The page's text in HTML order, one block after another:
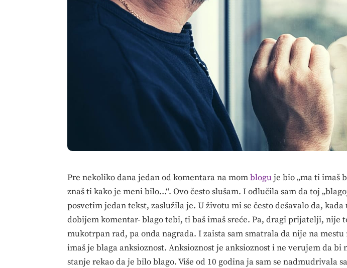
Pre nekoliko dana jedan od komentara na mombloguje bio „ma ti imaš
znaš ti kako je meni bilo…“. Ovo često slušam. I odlučila sam da toj
posvetim jedan tekst, zaslužila je. U životu mi se često dešavalo da, kada
dobijem komentar- blago tebi, ti baš imaš sreće. Pa, dragi prijatelji, nije
mukotrpan rad, pa onda nagrada. I zaista sam smatrala da nije na
imaš je blaga anksioznost. Anksioznost je anksioznost i ne verujem da bi
stanje rekao da je bilo blago. Više od 10 godina ja sam se nadmudrivala